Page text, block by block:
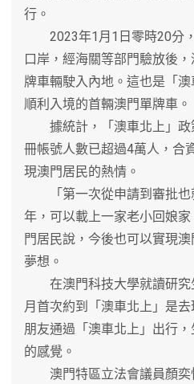
行。
2023年1月1日零時20分
口岸，經海關等部門驗放後
牌車輛駛入內地。這也是「
順利入境的首輛澳門單牌車。
據統計，「澳車北上」政
冊帳號人數已超過4萬人，合
現澳門居民的熱情。
「第一次從申請到審批也
年，可以載上一家老小回娘
門居民說，今後也可以實現
夢想。
在澳門科技大學就讀研究
月首次約到「澳車北上」是
朋友通過「澳車北上」出行
的感覺。
澳門特區立法會議員顏奕